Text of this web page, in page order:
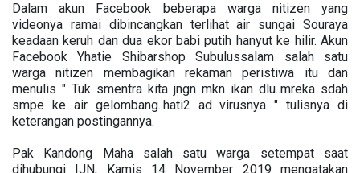
Dalam akun Facebook beberapa warga nitizen yang
videonya ramai dibincangkan terlihat air sungai Souraya
keadaan keruh dan dua ekor babi putih hanyut ke hilir. Akun
Facebook Yhatie Shibarshop Subulussalam salah satu
warga nitizen membagikan rekaman peristiwa itu dan
menulis " Tuk smentra kita jngn mkn ikan dlu..mreka sdah
smpe ke air gelombang..hati2 ad virusnya " tulisnya di
keterangan postingannya.
Pak Kandong Maha salah satu warga setempat saat
dihubungi IJN, Kamis 14 November 2019 mengatakan